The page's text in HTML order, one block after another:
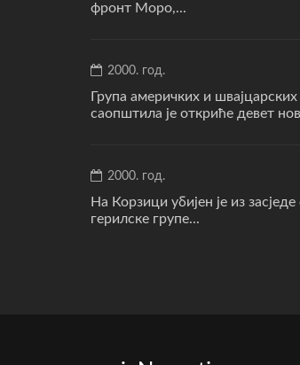
фронт Моро,...
2000. год.
Група америчких и
саопштила је откриће девет
2000. год.
На Корзици убијен је из
герилске групе...